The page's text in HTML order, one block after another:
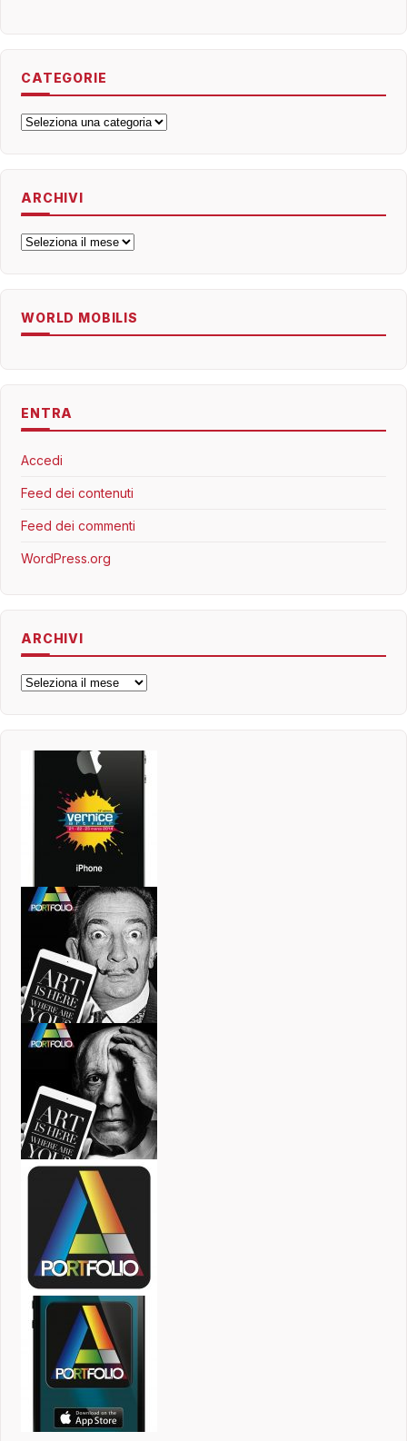
CATEGORIE
Categorie
ARCHIVI
Archivi
WORLD MOBILIS
ENTRA
Accedi
Feed dei contenuti
Feed dei commenti
WordPress.org
ARCHIVI
Archivi